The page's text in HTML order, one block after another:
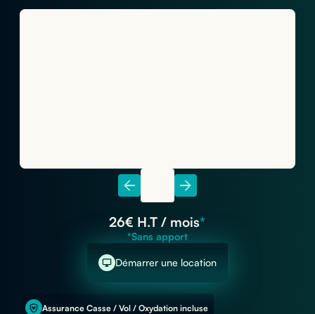
26€ H.T / mois*
*Sans apport
Assurance Casse / Vol / Oxydation incluse
Démarrer une location